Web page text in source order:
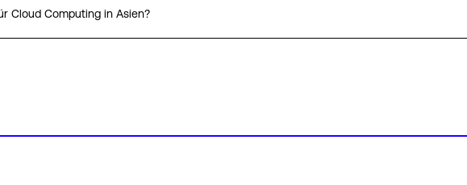
Cloud Computing in Asien?